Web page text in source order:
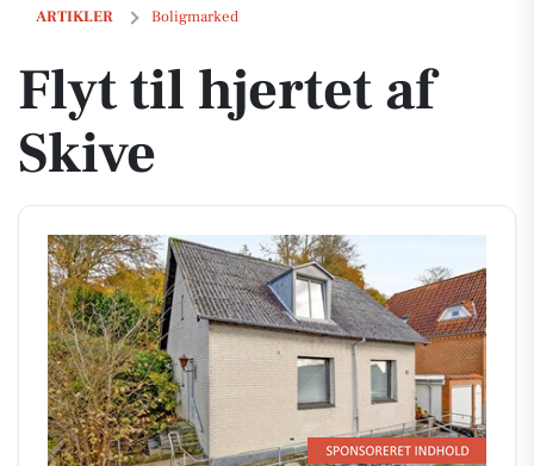
ARTIKLER Boligmarked
Flyt til hjertet af Skive
Flyt til hjertet af
Skive